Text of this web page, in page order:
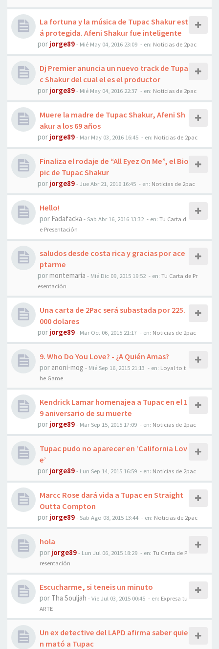
La fortuna y la música de Tupac Shakur est
á protegida. Afeni Shakur fue inteligente
por jorge89- Mié May 04, 2016 23:09 - en: Noticias de 2pac
Dj Premier anuncia un nuevo track de Tupa
c Shakur del cual el es el productor
por jorge89- Mié May 04, 2016 22:37 - en: Noticias de 2pac
Muere la madre de Tupac Shakur, Afeni Sh
akur a los 69 años
por jorge89- Mar May 03, 2016 16:45 - en: Noticias de 2pac
Finaliza el rodaje de “All Eyez On Me”, el Bio
pic de Tupac Shakur
por jorge89-Jue Abr 21, 2016 16:45 - en: Noticias de 2pac
Hello!
por Fadafacka - Sab Abr 16, 2016 13:32 - en: Tu Carta d
e Presentación
saludos desde costa rica y gracias por ace
ptarme
pormontemaria - Mié Dic 09, 2015 19:52 - en: Tu Carta de Pr
esentación
Una carta de 2Pac será subastada por 225.
000 dolares
por jorge89- Mar Oct 06, 2015 21:17 - en: Noticias de 2pac
9. Who Do You Love? - ¿A Quién Amas?
por anoni-mog - Mié Sep 16, 2015 21:13 - en: Loyal to t
he Game
Kendrick Lamar homenajea a Tupac en el 1
9 aniversario de su muerte
por jorge89- Mar Sep 15, 2015 17:09 - en: Noticias de 2pac
Tupac pudo no aparecer en ‘California Lov
e’
por jorge89- Lun Sep 14, 2015 16:59 - en: Noticias de 2pac
Marcc Rose dará vida a Tupac en Straight
Outta Compton
por jorge89- Sab Ago 08, 2015 13:44 - en: Noticias de 2pac
hola
por jorge89- Lun Jul 06, 2015 18:29 - en: Tu Carta de P
resentación
Escucharme, si teneis un minuto
por Tha Souljah -Vie Jul 03, 2015 00:45 - en: Expresa tu
ARTE
Un ex detective del LAPD afirma saber quie
n mató a Tupac